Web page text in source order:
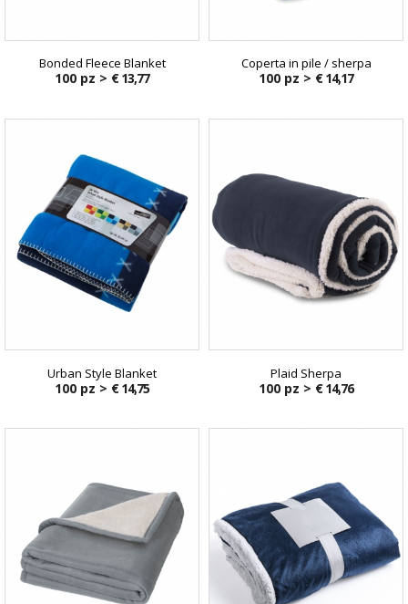
Bonded Fleece Blanket
100 pz > € 13,77
Coperta in pile / sherpa
100 pz > € 14,17
Urban Style Blanket
100 pz > € 14,75
Plaid Sherpa
100 pz > € 14,76